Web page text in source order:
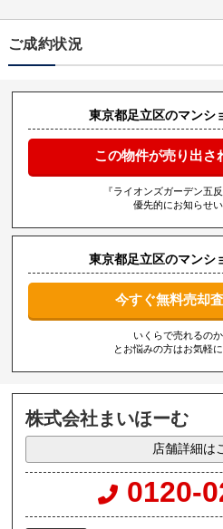
ご成約状況
東京都足立区のマンシ
この物件が売り出さ
『ライオンズガーデン五
優先的にお知らせい
東京都足立区のマンシ
今すぐ無料売却
いくらで売れるのか
とお悩みの方はお気軽
株式会社まいほーむ
店舗詳細は
0120-